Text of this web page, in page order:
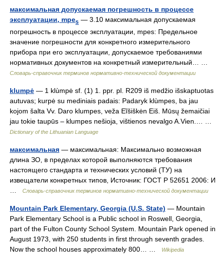
максимальная допускаемая погрешность в процессе
эксплуатации, mpes — 3.10 максимальная допускаемая
погрешность в процессе эксплуатации, mpes: Предельное
значение погрешности для конкретного измерительного
прибора при его эксплуатации, допускаемое требованиями
нормативных документов на конкретный измерительный… …
Словарь-справочник терминов нормативно-технической документации
klumpė — 1 klùmpė sf. (1) 1. ppr. pl. R209 iš medžio išskaptuotas
autuvas; kurpė su mediniais padais: Padaryk klùmpes, ba jau
kojom šalta Vv. Daro klumpes, veža Eĩšiškėn Eiš. Mūsų žemaičiai
jau tokie taupūs – klumpes nešioja, vištienos nevalgo A.Vien.… …
Dictionary of the Lithuanian Language
максимальная — максимальная: Максимально возможная
длина ЗО, в пределах которой выполняются требования
настоящего стандарта и технических условий (ТУ) на
извещатели конкретных типов, Источник: ГОСТ Р 52651 2006: И
Словарь-справочник терминов нормативно-технической документации
Mountain Park Elementary, Georgia (U.S. State) — Mountain
Park Elementary School is a Public school in Roswell, Georgia,
part of the Fulton County School System. Mountain Park opened in
August 1973, with 250 students in first through seventh grades.
Now the school houses approximately 800… …
Wikipedia